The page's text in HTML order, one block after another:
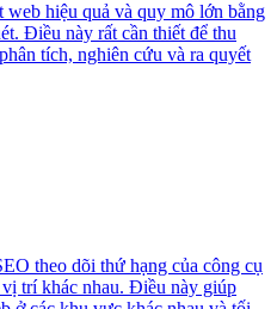
hiệu quả và quy mô lớn bằng
Điều này rất cần thiết để thu
tích, nghiên cứu và ra quyết
theo dõi thứ hạng của công cụ
trí khác nhau. Điều này giúp